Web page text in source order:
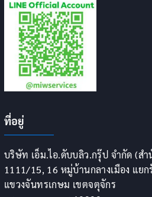
ที่อยู่
บริษัท เอ็ม.ไอ.ดับบลิว.กรุ๊ป จำกัด (ส
1111/15, 16 หมู่บ้านกลางเมือง แย
แขวงจันทรเกษม เขตจตุจักร